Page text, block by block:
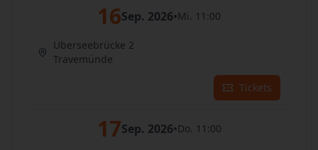
16Sep. 2026•Mi. 11:00
Überseebrücke 2
Travemünde
Tickets
17Sep. 2026•Do. 11:00